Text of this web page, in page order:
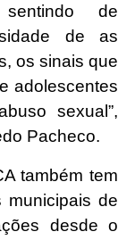
de
de as
os sinais que
adolescentes
sexual”,
Pacheco.
também tem
municipais de
desde o